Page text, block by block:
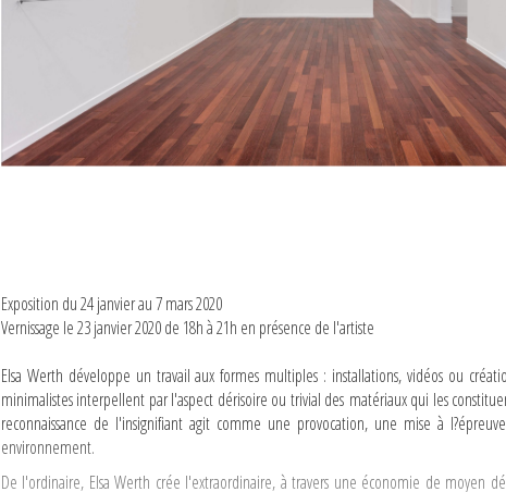
Exposition du 24 janvier au 7 mars 2020
Vernissage le 23 janvier 2020 de 18h à 21h en présence de l'artiste
Elsa Werth développe un travail aux formes multiples : installations, vidéos ou
minimalistes interpellent par l'aspect dérisoire ou trivial des matériaux qui les
reconnaissance de l'insignifiant agit comme une provocation, une mise à
environnement.
De l'ordinaire, Elsa Werth crée l'extraordinaire, à travers une économie de moyen